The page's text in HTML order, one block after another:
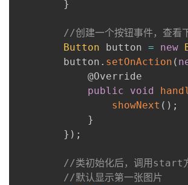
}
//创建一个按钮事件，查看
Button button = new
        button
. setOnAction (
@Override
public
void
showNext ( ) ;
}
} ) ;
//类初始化后，调用start
//默认显示第一张图片